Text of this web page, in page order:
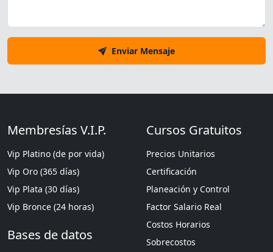
Enviar Mensaje
Membresías V.I.P.
Vip Platino (de por vida)
Vip Oro (365 días)
Vip Plata (30 días)
Vip Bronce (24 horas)
Bases de datos
Cursos Gratuitos
Precios Unitarios
Certificación
Planeación y Control
Factor Salario Real
Costos Horarios
Sobrecostos